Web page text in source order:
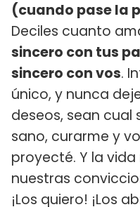
(cuando pase la
Deciles cuanto
sincero con tus
sincero con vos.
único, y nunca
deseos, sean cual
sano, curarme y
proyecté. Y la vida
nuestras
¡Los quiero! ¡Los